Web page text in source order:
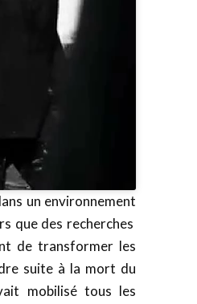
un environnement
que des recherches
de transformer les
suite à la mort du
mobilisé tous les